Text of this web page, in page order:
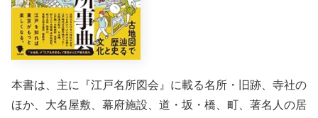
本書は、主に『江戸名所図会』に載る名所・旧跡、寺社の
ほか、大名屋敷、幕府施設、道・坂・橋、町、著名人の居